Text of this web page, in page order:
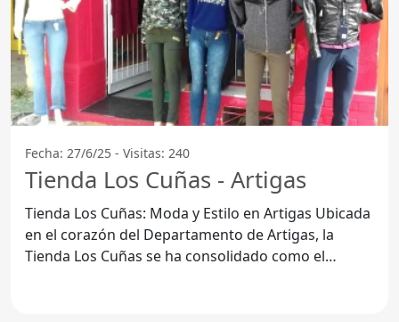
Fecha: 27/6/25 - Visitas: 240
Tienda Los Cuñas - Artigas
Tienda Los Cuñas: Moda y Estilo en Artigas Ubicada
en el corazón del Departamento de Artigas, la
Tienda Los Cuñas se ha consolidado como el